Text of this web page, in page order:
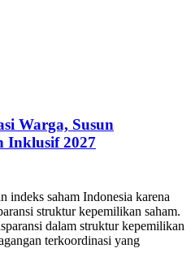
Warga, Susun
Inklusif 2027
indeks saham Indonesia karena
struktur kepemilikan saham.
dalam struktur kepemilikan
terkoordinasi yang